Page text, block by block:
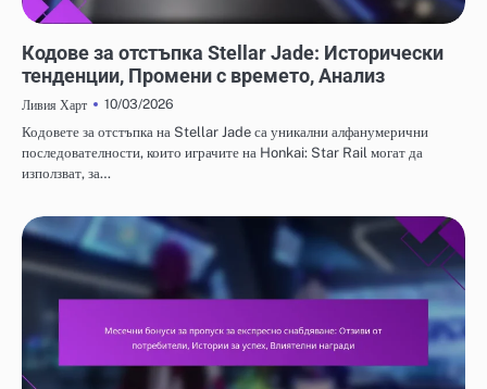
Кодове за отстъпка Stellar Jade: Исторически
тенденции, Промени с времето, Анализ
Ливия Харт
10/03/2026
Кодовете за отстъпка на Stellar Jade са уникални алфанумерични
последователности, които играчите на Honkai: Star Rail могат да
използват, за…